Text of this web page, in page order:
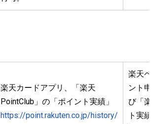
楽天カードアプリ、「楽天
PointClub」の「ポイント実績」
https://point.rakuten.co.jp/history/
楽天ペ
ント
び「
ト実